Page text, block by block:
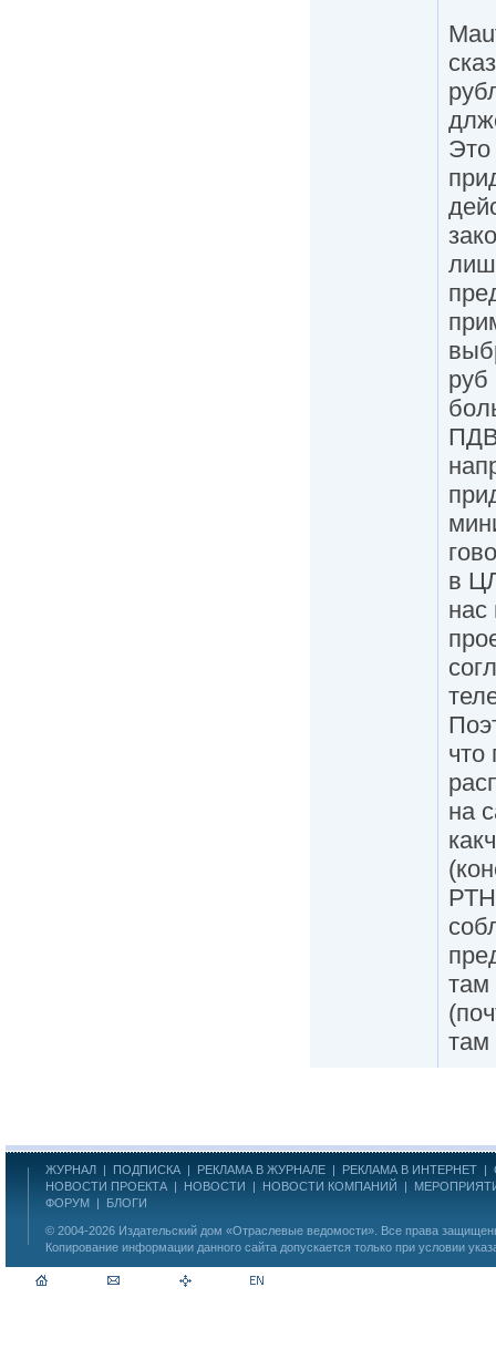
Это
руб
в
нас
на
там
там
ЖУРНАЛ | ПОДПИСКА | РЕКЛАМА В ЖУРНАЛЕ | РЕКЛАМА В ИНТЕРНЕТ |
НОВОСТИ ПРОЕКТА | НОВОСТИ | НОВОСТИ КОМПАНИЙ |
ФОРУМ | БЛОГИ
© 2004-2026 Издательский дом «Отраслевые ведомости» . Все права
Копирование информации данного сайта допускается только при условии